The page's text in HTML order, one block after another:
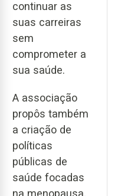
continuar as
suas carreiras
sem
comprometer a
sua saúde.
A associação
propôs também
a criação de
políticas
públicas de
saúde focadas
na menopausa,